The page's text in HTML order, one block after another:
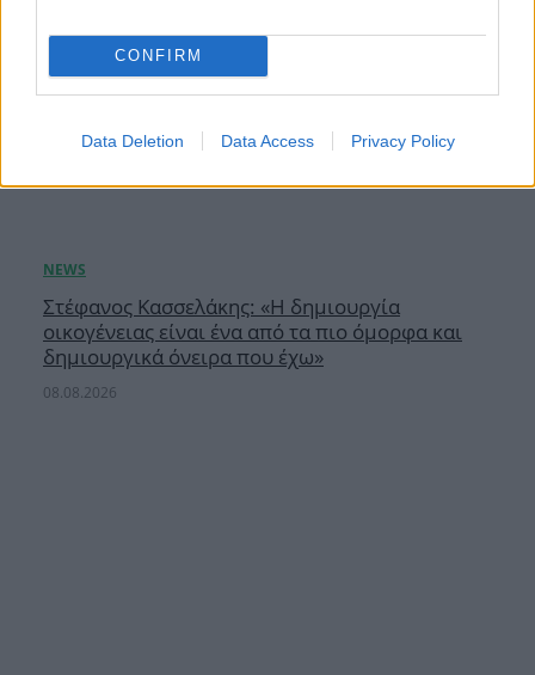
CONFIRM
Data Deletion Data Access Privacy Policy
Στέφανος Κασσελάκης: «Η δημιουργία
οικογένειας είναι ένα από τα πιο όμορφα και
δημιουργικά όνειρα που έχω»
08.08.2026